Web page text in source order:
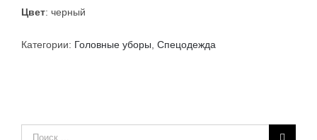
Цвет: черный
Категории: Головные уборы Спецодежда
Результат